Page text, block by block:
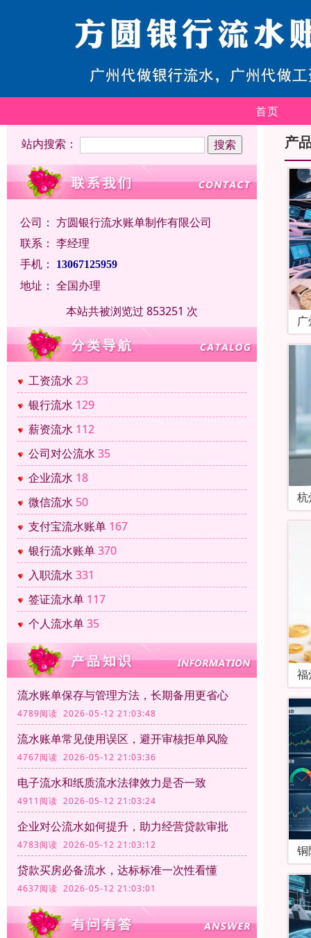
首页
站内搜索：
公司： 方圆银行流水账单制作有限公司
联系： 李经理
手机：
13067125959
地址： 全国办理
本站共被浏览过 853251 次
工资流水 23
银行流水 129
薪资流水 112
公司对公流水 35
企业流水 18
微信流水 50
支付宝流水账单 167
银行流水账单370
入职流水 331
签证流水单 117
个人流水单35
流水账单保存与管理方法，长期备用更省心
4789阅读 2026-05-12 21:03:48
流水账单常见使用误区，避开审核拒单风险
4767阅读 2026-05-12 21:03:36
电子流水和纸质流水法律效力是否一致
4911阅读 2026-05-12 21:03:24
企业对公流水如何提升，助力经营贷款审批
4783阅读 2026-05-12 21:03:12
贷款买房必备流水，达标标准一次性看懂
4637阅读 2026-05-12 21:03:01
产
杭
福
铜